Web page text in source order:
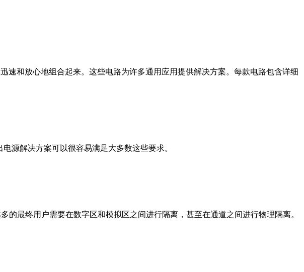
和放心地组合起来。这些电路为许多通用应用提供解决方案。每款电路包含详细
源解决方案可以很容易满足大多数这些要求。
最终用户需要在数字区和模拟区之间进行隔离，甚至在通道之间进行物理隔离。